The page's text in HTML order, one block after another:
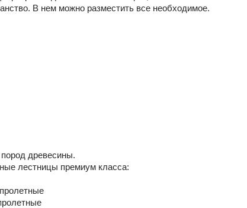
В нем можно разместить все необходимое.
древесины.
лестницы премиум класса: